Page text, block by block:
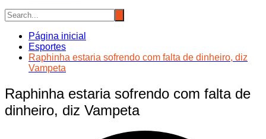
Página inicial
Esportes
Raphinha estaria sofrendo com falta de dinheiro, diz
Vampeta
Raphinha estaria sofrendo com falta de
dinheiro, diz Vampeta